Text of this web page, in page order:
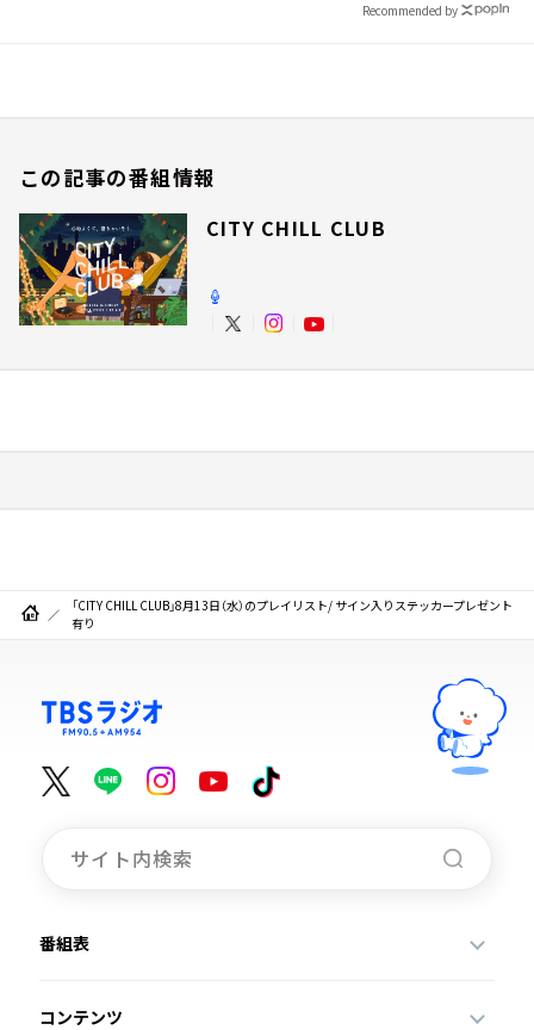
Recommended by
この記事の番組情報
CITY CHILL CLUB
「CITY CHILL CLUB」8月13日（水）のプレイリスト/ サイン入りステッカープレゼント
有り
番組表
コンテンツ